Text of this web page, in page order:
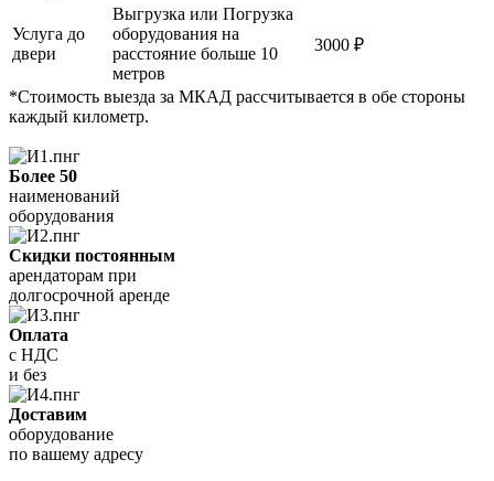
Услуга до
двери
Выгрузка или Погрузка
оборудования на
расстояние больше 10
метров
3000 ₽
*Стоимость выезда за МКАД рассчитывается в обе стороны
каждый километр.
Более 50
наименований
оборудования
Скидки постоянным
арендаторам при
долгосрочной аренде
Оплата
с НДС
и без
Доставим
оборудование
по вашему адресу